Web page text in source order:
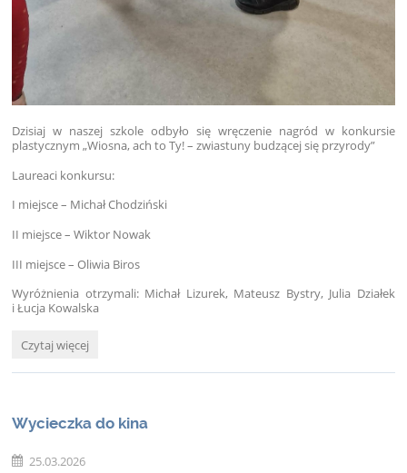
Dzisiaj w naszej szkole odbyło się wręczenie nagród w konkursie
plastycznym „Wiosna, ach to Ty! – zwiastuny budzącej się przyrody”
Laureaci konkursu:
I miejsce – Michał Chodziński
II miejsce – Wiktor Nowak
III miejsce – Oliwia Biros
Wyróżnienia otrzymali: Michał Lizurek, Mateusz Bystry, Julia Działek
i Łucja Kowalska
Podsumowanie
plastycznego
to
–
Czytaj więcej
Wycieczka do kina
25.03.2026